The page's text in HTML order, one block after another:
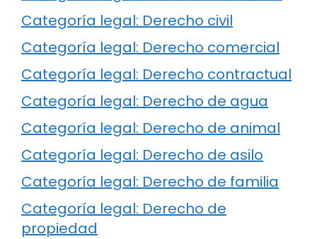
Categoría legal: Derecho civil
Categoría legal: Derecho comercial
Categoría legal: Derecho contractual
Categoría legal: Derecho de agua
Categoría legal: Derecho de animal
Categoría legal: Derecho de asilo
Categoría legal: Derecho de familia
Categoría legal: Derecho de
propiedad